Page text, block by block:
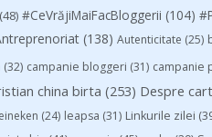
(48) #CeVrăjiMaiFacBloggerii (104)
(138) Autenticitate (25)
(32) campanie bloggeri (31) campanie
china birta (253) Despre
(24) leapsa (31) Linkurile zilei